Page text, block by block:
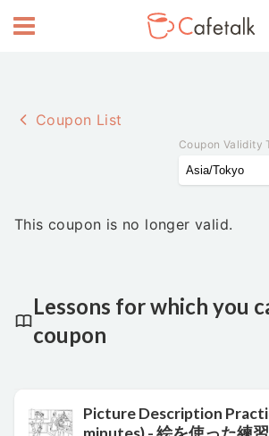
Coupon List
Coupon Validity
This coupon is no longer valid.
Lessons for which you
coupon
Picture Description